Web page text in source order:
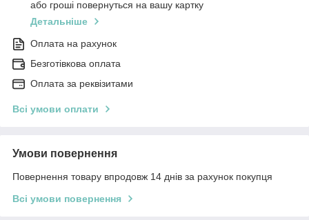
або гроші повернуться на вашу картку
Детальніше
Оплата на рахунок
Безготівкова оплата
Оплата за реквізитами
Всі умови оплати
Умови повернення
Повернення товару впродовж 14 днів за рахунок покупця
Всі умови повернення